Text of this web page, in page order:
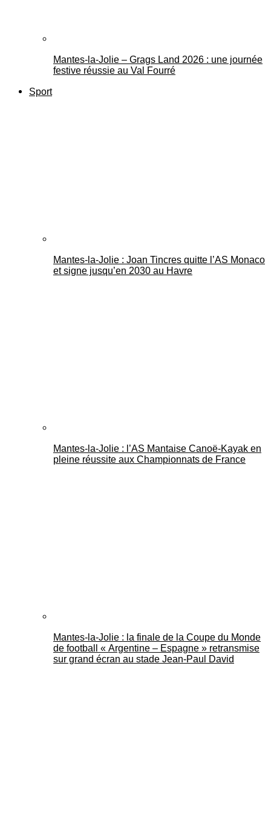
Mantes-la-Jolie – Grags Land 2026 : une journée
festive réussie au Val Fourré
Sport
Mantes-la-Jolie : Joan Tincres quitte l’AS Monaco
et signe jusqu’en 2030 au Havre
Mantes-la-Jolie : l’AS Mantaise Canoë‑Kayak en
pleine réussite aux Championnats de France
Mantes-la-Jolie : la finale de la Coupe du Monde
de football « Argentine – Espagne » retransmise
sur grand écran au stade Jean-Paul David